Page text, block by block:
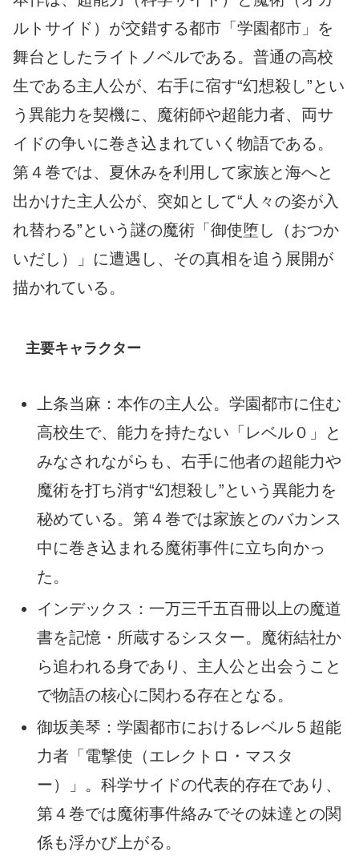
ルトサイド）が交錯する都市「学園都市」を
舞台としたライトノベルである。普通の高校
生である主人公が、右手に宿す“幻想殺し”とい
う異能力を契機に、魔術師や超能力者、両サ
イドの争いに巻き込まれていく物語である。
第４巻では、夏休みを利用して家族と海へと
出かけた主人公が、突如として“人々の姿が入
れ替わる”という謎の魔術「御使堕し（おつか
いだし）」に遭遇し、その真相を追う展開が
描かれている。
主要キャラクター
上条当麻：本作の主人公。学園都市に住む
高校生で、能力を持たない「レベル０」と
みなされながらも、右手に他者の超能力や
魔術を打ち消す“幻想殺し”という異能力を
秘めている。第４巻では家族とのバカンス
中に巻き込まれる魔術事件に立ち向かっ
た。
インデックス：一万三千五百冊以上の魔道
書を記憶・所蔵するシスター。魔術結社か
ら追われる身であり、主人公と出会うこと
で物語の核心に関わる存在となる。
御坂美琴：学園都市におけるレベル５超能
力者「電撃使（エレクトロ・マスタ
ー）」。科学サイドの代表的存在であり、
第４巻では魔術事件絡みでその妹達との関
係も浮かび上がる。